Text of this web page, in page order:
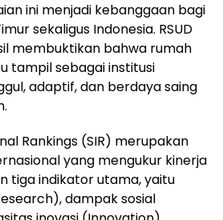
ini menjadi kebanggaan bagi
sekaligus Indonesia. RSUD
membuktikan bahwa rumah
tampil sebagai institusi
adaptif, dan berdaya saing
Rankings (SIR) merupakan
yang mengukur kinerja
tiga indikator utama, yaitu
dampak sosial